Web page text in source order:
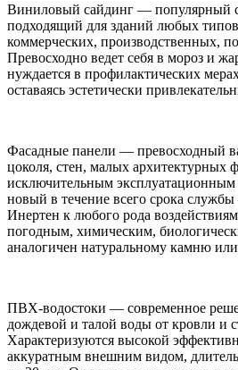
Виниловый сайдинг — популярный
подходящий для зданий любых
коммерческих, производственных,
Превосходно ведет себя в мороз и
нуждается в профилактических
оставаясь эстетически
Фасадные панели — превосходный
цоколя, стен, малых архитектурных
исключительным эксплуатационным
новый в течение всего срока
Инертен к любого рода
погодным, химическим,
аналогичен натуральному камню
ПВХ-водостоки — современное
дождевой и талой воды от кровли и
Характеризуются высокой
аккуратным внешним видом,